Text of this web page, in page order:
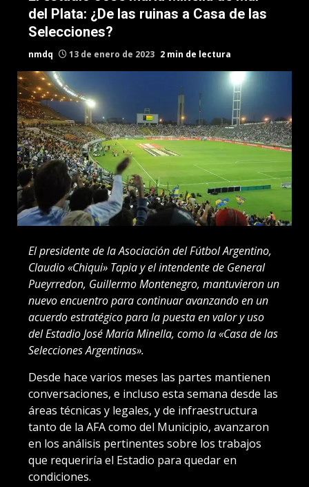
del Plata: ¿De las ruinas a Casa de las
Selecciones?
nmdq 13 de enero de 2023 2 min de lectura
El presidente de la Asociación del Fútbol Argentino,
Claudio «Chiqui» Tapia y el intendente de General
Pueyrredon, Guillermo Montenegro, mantuvieron un
nuevo encuentro para continuar avanzando en un
acuerdo estratégico para la puesta en valor y uso
del Estadio José María Minella, como la «Casa de las
Selecciones Argentinas».
Desde hace varios meses las partes mantienen
conversaciones, e incluso esta semana desde las
áreas técnicas y legales, y de infraestructura
tanto de la AFA como del Municipio, avanzaron
en los análisis pertinentes sobre los trabajos
que requeriría el Estadio para quedar en
condiciones.